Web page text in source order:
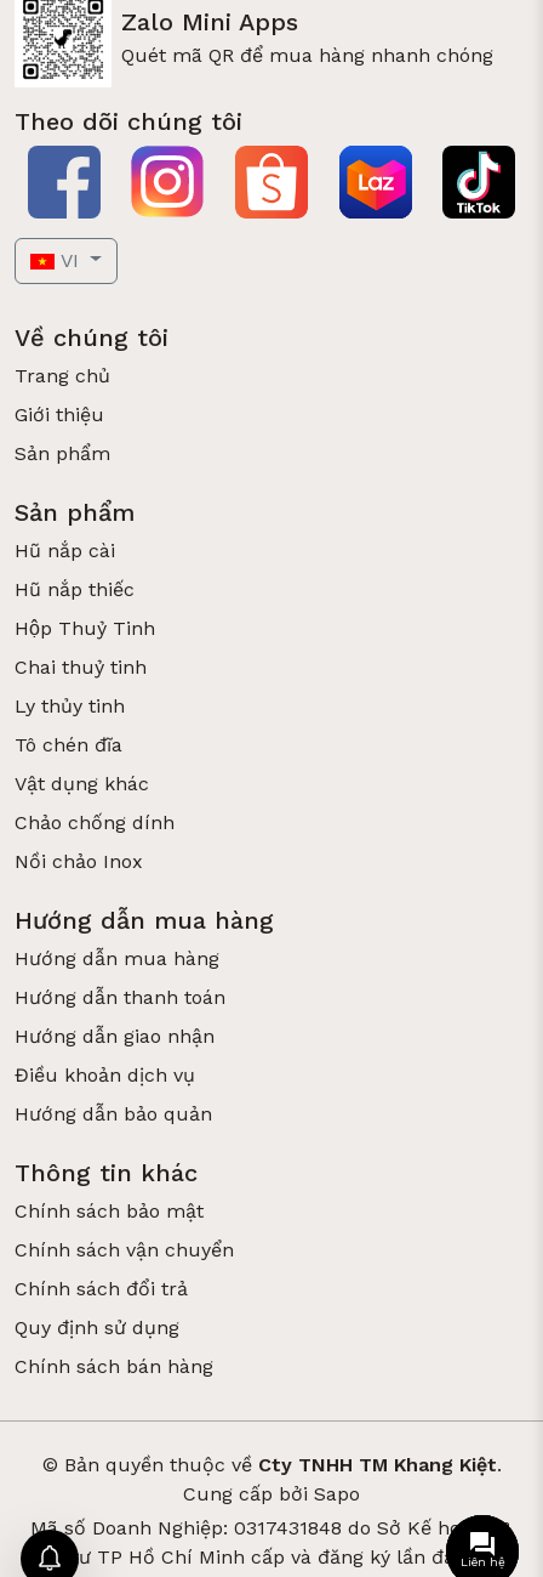
Zalo Mini Apps
Quét mã QR để mua hàng nhanh chóng
Theo dõi chúng tôi
VI
Về chúng tôi
Trang chủ
Giới thiệu
Sản phẩm
Sản phẩm
Hũ nắp cài
Hũ nắp thiếc
Hộp Thuỷ Tinh
Chai thuỷ tinh
Ly thủy tinh
Tô chén đĩa
Vật dụng khác
Chảo chống dính
Nồi chảo Inox
Hướng dẫn mua hàng
Hướng dẫn mua hàng
Hướng dẫn thanh toán
Hướng dẫn giao nhận
Điều khoản dịch vụ
Hướng dẫn bảo quản
Thông tin khác
Chính sách bảo mật
Chính sách vận chuyển
Chính sách đổi trả
Quy định sử dụng
Chính sách bán hàng
© Bản quyền thuộc về Cty TNHH TM Khang Kiệt.
Cung cấp bởi Sapo
Mã số Doanh Nghiệp: 0317431848 do Sở Kế hoạch &
Đầu tư TP Hồ Chí Minh cấp và đăng ký lần đầu ngày
Liên hệ